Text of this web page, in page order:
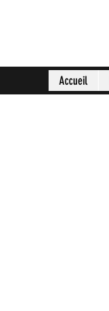
Accueil